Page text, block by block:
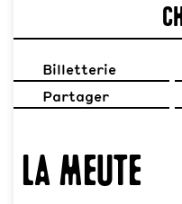
Billetterie
Partager
La Meute